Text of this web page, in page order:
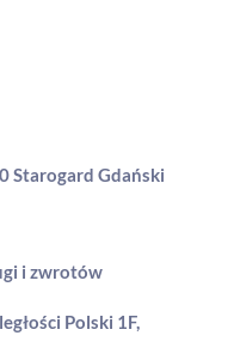
Starogard Gdański
i zwrotów
Polski 1F,